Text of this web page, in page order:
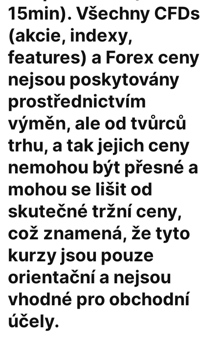
15min). Všechny CFDs
(akcie, indexy,
features) a Forex ceny
nejsou poskytovány
prostřednictvím
výměn, ale od tvůrců
trhu, a tak jejich ceny
nemohou být přesné a
mohou se lišit od
skutečné tržní ceny,
což znamená, že tyto
kurzy jsou pouze
orientační a nejsou
vhodné pro obchodní
účely.